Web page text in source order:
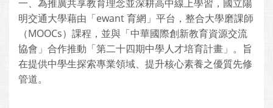
一、為推廣共享教育理念並深耕高中線上學習，國立陽
明交通大學藉由「ewant 育網」平台，整合大學磨課師
（MOOCs）課程，並與「中華國際創新教育資源交流
協會」合作推動「第二十四期中學人才培育計畫」。旨
在提供中學生探索專業領域、提升核心素養之優質先修
管道。